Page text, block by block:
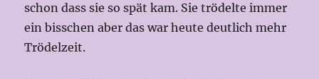
schon dass sie so spät kam. Sie trödelte immer
ein bisschen aber das war heute deutlich mehr
Trödelzeit.